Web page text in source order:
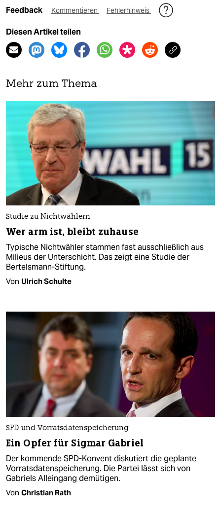
Feedback Kommentieren Fehlerhinweis
Diesen Artikel teilen
Mehr zum Thema
Studie zu Nichtwählern
Wer arm ist, bleibt zuhause
Typische Nichtwähler stammen fast ausschließlich aus
Milieus der Unterschicht. Das zeigt eine Studie der
Bertelsmann-Stiftung.
Von Ulrich Schulte
SPD und Vorratsdatenspeicherung
Ein Opfer für Sigmar Gabriel
Der kommende SPD-Konvent diskutiert die geplante
Vorratsdatenspeicherung. Die Partei lässt sich von
Gabriels Alleingang demütigen.
Von Christian Rath